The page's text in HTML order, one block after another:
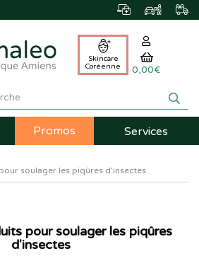
Skincare
Coréenne
0,00€
Promos Services
soulager les piqûres d'insectes
pour soulager les piqûres
d'insectes